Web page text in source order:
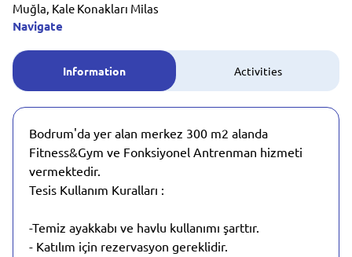
Muğla, Kale Konakları Milas
Navigate
Information Activities
Bodrum'da yer alan merkez 300 m2 alanda
Fitness&Gym ve Fonksiyonel Antrenman hizmeti
vermektedir.
Tesis Kullanım Kuralları :
-Temiz ayakkabı ve havlu kullanımı şarttır.
- Katılım için rezervasyon gereklidir.